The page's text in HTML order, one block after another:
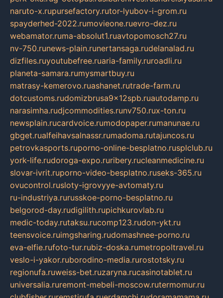
naruto-x.rupursefactory.rutor-lyubov-i-grom.ru
spayderhed-2022.rumovieone.ruevro-dez.ru
webamator.ruma-absolut1.ruavtopomosch27.ru
nv-750.runews-plain.runertansaga.rudelanalad.ru
dizfiles.ruyoutubefree.ruaria-family.ruroadli.ru
planeta-samara.rumysmartbuy.ru
matrasy-kemerovo.ruashanet.rutrade-farm.ru
dotcustoms.rudomizbrusa9x12spb.ruautodamp.ru
narasimha.rudjcommodities.runv750.rux-ton.ru
newsplain.rucardvoice.rumodopaper.rumanunae.ru
gbget.rualfeihavsalnassr.rumadoma.rutajuncos.ru
petrovkasports.ruporno-online-besplatno.rusplclub.ru
york-life.rudoroga-expo.ruribery.rucleanmedicine.ru
slovar-ivrit.ruporno-video-besplatno.ruseks-365.ru
ovucontrol.rusloty-igrovyye-avtomaty.ru
ru-industriya.rurusskoe-porno-besplatno.ru
belgorod-day.rudigilith.rupichkurovlab.ru
medic-today.rutaksu.rucomp123.rudon-ykt.ru
teensvoice.ruimgsharing.rudomashnee-porno.ru
eva-elfie.rufoto-tur.rubiz-doska.rumetropoltravel.ru
veslo-i-yakor.ruborodino-media.rurostotsky.ru
regionufa.ruweiss-bet.ruzaryna.rucasinotablet.ru
universalia.ruremont-mebeli-moscow.rutermomur.ru